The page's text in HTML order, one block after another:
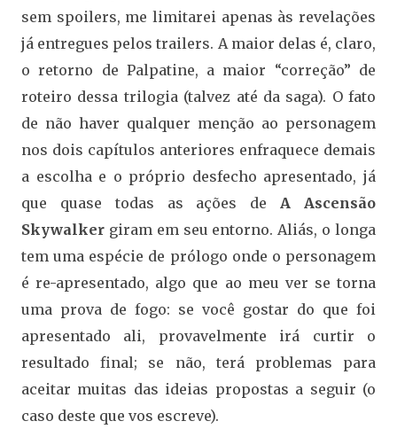
sem spoilers, me limitarei apenas às revelações
já entregues pelos trailers. A maior delas é, claro,
o retorno de Palpatine, a maior “correção” de
roteiro dessa trilogia (talvez até da saga). O fato
de não haver qualquer menção ao personagem
nos dois capítulos anteriores enfraquece demais
a escolha e o próprio desfecho apresentado, já
que quase todas as ações deA Ascensão
Skywalker giram em seu entorno. Aliás, o longa
tem uma espécie de prólogo onde o personagem
é re-apresentado, algo que ao meu ver se torna
uma prova de fogo: se você gostar do que foi
apresentado ali, provavelmente irá curtir o
resultado final; se não, terá problemas para
aceitar muitas das ideias propostas a seguir (o
caso deste que vos escreve).